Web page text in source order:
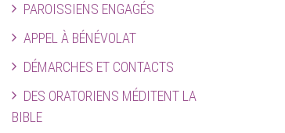
PAROISSIENS ENGAGÉS
APPEL À BÉNÉVOLAT
DÉMARCHES ET CONTACTS
DES ORATORIENS MÉDITENT LA
BIBLE